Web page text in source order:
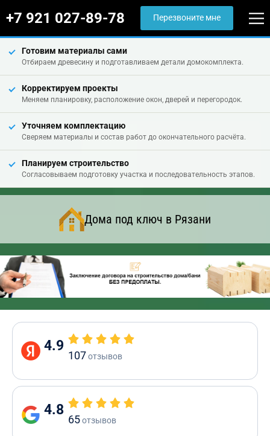
+7 921 027-89-78 Перезвоните мне
Готовим материалы сами
Отбираем древесину и подготавливаем детали домокомплекта.
Корректируем проекты
Меняем планировку, расположение окон, дверей и перегородок.
Уточняем комплектацию
Сверяем материалы и состав работ до окончательного расчёта.
Планируем строительство
Согласовываем подготовку участка и последовательность этапов.
Дома под ключ в Рязани
4.9
107отзывов
4.8
65отзывов